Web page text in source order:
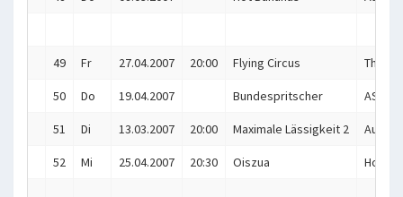
49 Fr 27.04.2007 20:00 Flying Circus The
50 Do 19.04.2007 Bundespritscher ASCM
51 Di 13.03.2007 20:00 Maximale Lässigkeit 2
52 Mi 25.04.2007 20:30 Oiszua Hot